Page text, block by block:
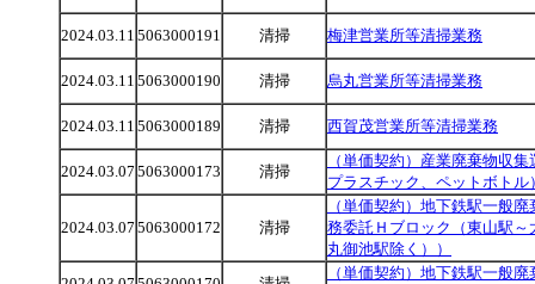
2024.03.11 5063000191 清掃 梅津営業所等清掃業務
2024.03.11 5063000190 清掃 烏丸営業所等清掃業務
2024.03.11 5063000189 清掃 西賀茂営業所等清掃業務
2024.03.07 5063000173 清掃
（単価契約）産業廃棄物収
プラスチック、ペットボトル
2024.03.07 5063000172 清掃
（単価契約）地下鉄駅一般
務委託Ｈブロック（東山駅～
丸御池駅除く））
（単価契約）地下鉄駅一般